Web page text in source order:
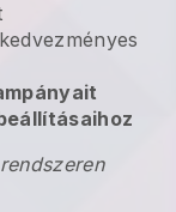
kedvezményes